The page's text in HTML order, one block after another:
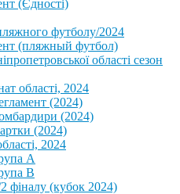
(Єдності)
футболу/2024
(пляжный футбол)
області сезон
області, 2024
(2024)
(2024)
(2024)
2024
А
В
фіналу (кубок 2024)